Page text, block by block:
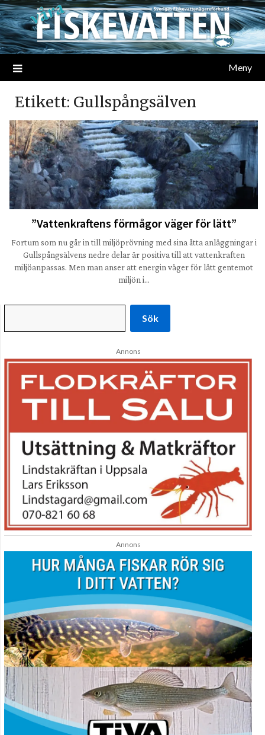
Meny
Etikett: Gullspångsälven
”Vattenkraftens förmågor väger för lätt”
Fortum som nu går in till miljöprövning med sina åtta anläggningar i
Gullspångsälvens nedre delar är positiva till att vattenkraften
miljöanpassas. Men man anser att energin väger för lätt gentemot
miljön i…
Sök
Annons
Annons